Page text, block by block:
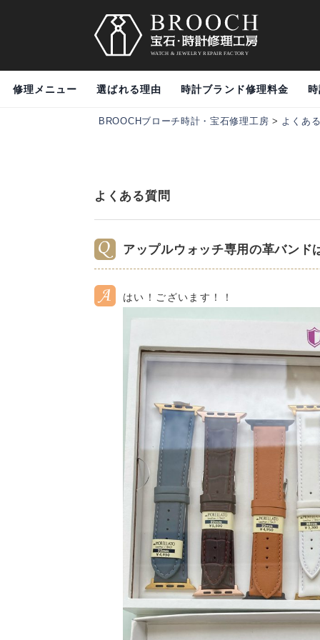
修理メニュー 選ばれる理由 時計ブランド修理料金
BROOCHブローチ時計・宝石修理工房 > よくあ
よくある質問
アップルウォッチ専用の革バンド
はい！ございます！！